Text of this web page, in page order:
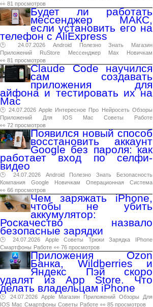
👀 81 просмотров
Будет ли работать
мессенджер МАКС,
если установить его на
телефон с AliExpress
🕑 24.07.2026 Android Полезно Знать
Магазин
Приложений
RuStore Мессенджер Max
Новичкам
👀 81 просмотров
Claude Code научился
сам создавать
приложения для
айфона и тестировать их на
Mac
🕑 24.07.2026 Apple Интересное Про Нейросеть Обзоры
Приложений
Для IOS Mac Советы
Работе
👀 72 просмотров
Появился новый способ
восстановить аккаунт
Google без пароля: как
работает вход по селфи-
видео
🕑 24.07.2026 Android Полезно Знать
Безопасность
Компания
Google Новичкам Операционная
Система
👀 66 просмотров
Чем заряжать iPhone,
чтобы не убить
аккумулятор:
Роскачество назвало
безопасные зарядки
🕑 24.07.2026 Apple Советы Трюки Зарядка
IPhone
Смартфоны Работе 👀 76 просмотров
Приложения Ozon
Банка, Wildberries и
Яндекс Пэй скоро
удалят из App Store. Что
делать владельцам iPhone
🕑 24.07.2026 Apple Магазин Приложений Обзоры
Для
IOS Mac Смартфоны Советы Работе 👀 85 просмотров